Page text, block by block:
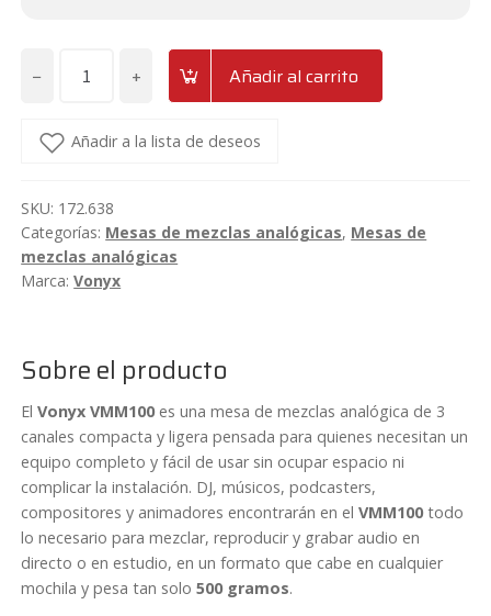
−
mezclas
3
canales
con
USB/BT
cantidad
+ Añadir al carrito
Añadir a la lista de deseos
SKU: 172.638
Categorías: Mesas de mezclas analógicas, Mesas de
mezclas analógicas
Marca:Vonyx
Sobre el producto
ElVonyx VMM100es una mesa de mezclas analógica de 3
canales compacta y ligera pensada para quienes necesitan un
equipo completo y fácil de usar sin ocupar espacio ni
complicar la instalación. DJ, músicos, podcasters,
compositores y animadores encontrarán en elVMM100todo
lo necesario para mezclar, reproducir y grabar audio en
directo o en estudio, en un formato que cabe en cualquier
mochila y pesa tan solo500 gramos.